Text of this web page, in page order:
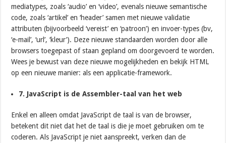
mediatypes, zoals ‘audio’ en ‘video’, evenals nieuwe semantische
code, zoals ‘artikel’ en ‘header’ samen met nieuwe validatie
attributen (bijvoorbeeld ‘vereist’ en ‘patroon’) en invoer-types (bv,
‘e-mail’, ‘url’, ‘kleur’). Deze nieuwe standaarden worden door alle
browsers toegepast of staan gepland om doorgevoerd te worden.
Wees je bewust van deze nieuwe mogelijkheden en bekijk HTML
op een nieuwe manier: als een applicatie-framework.
7. JavaScript is de Assembler-taal van het web
Enkel en alleen omdat JavaScript de taal is van de browser,
betekent dit niet dat het de taal is die je moet gebruiken om te
coderen. Als JavaScript je niet aanspreekt, verken dan de